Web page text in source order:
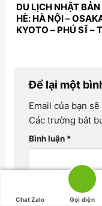
DU LỊCH NHẬT
HÈ: HÀ NỘI –
KYOTO – PHÚ SĨ –
Để lại một
Email của bạn
Các trường bắt
Bình luận *
Chat Zalo Gọi điện